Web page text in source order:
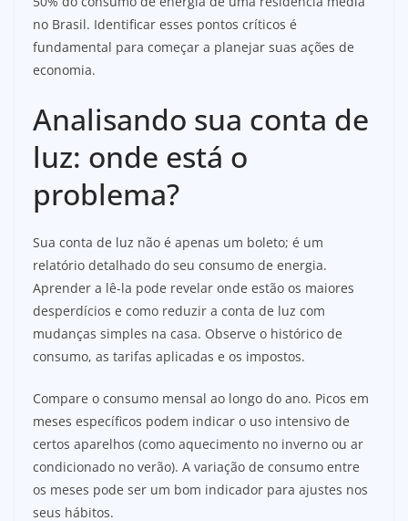
no Brasil. Identificar esses pontos críticos é
fundamental para começar a planejar suas ações de
economia.
Analisando sua conta de
luz: onde está o
problema?
Sua conta de luz não é apenas um boleto; é um
relatório detalhado do seu consumo de energia.
Aprender a lê-la pode revelar onde estão os maiores
desperdícios e como reduzir a conta de luz com
mudanças simples na casa. Observe o histórico de
consumo, as tarifas aplicadas e os impostos.
Compare o consumo mensal ao longo do ano. Picos em
meses específicos podem indicar o uso intensivo de
certos aparelhos (como aquecimento no inverno ou ar
condicionado no verão). A variação de consumo entre
os meses pode ser um bom indicador para ajustes nos
seus hábitos.